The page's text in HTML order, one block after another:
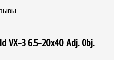
VX-3 6.5-20x40 Adj. Obj.